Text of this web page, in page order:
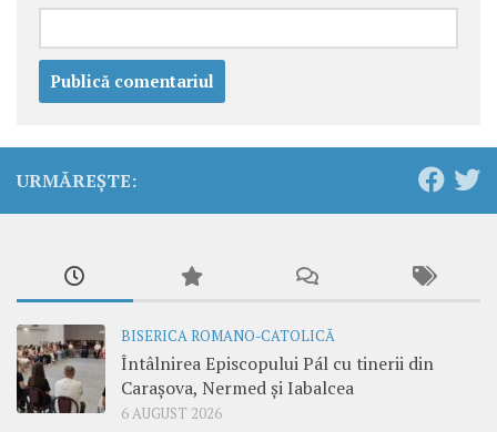
URMĂREȘTE:
BISERICA ROMANO-CATOLICĂ
Întâlnirea Episcopului Pál cu tinerii din
Carașova, Nermed și Iabalcea
6 AUGUST 2026